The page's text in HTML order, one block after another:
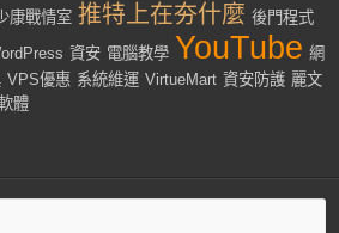
康戰情室 推特上在夯什麼 後門程式
資安 電腦教學 YouTube 網
VPS優惠 系統維運 VirtueMart 資安防護 麗文
體